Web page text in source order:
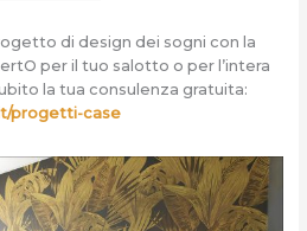
di design dei sogni con la
per il tuo salotto o per l’intera
la tua consulenza gratuita:
progetti-case